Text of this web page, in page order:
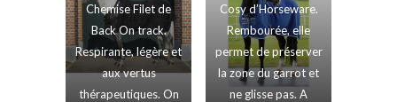
Chemise Filet de
Back On track.
Respirante, légère et
aux vertus
thérapeutiques. On
Cosy d’Horseware.
Rembourée, elle
permet de préserver
la zone du garrot et
ne glisse pas. A